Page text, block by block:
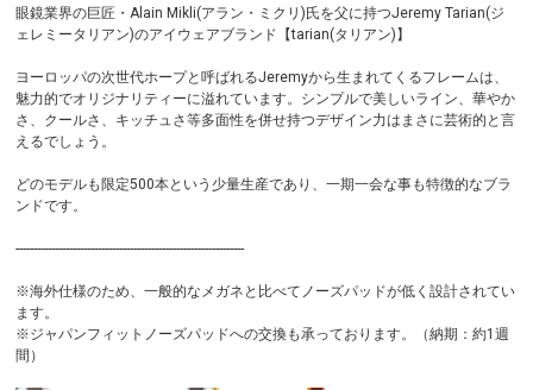
眼鏡業界の巨匠・Alain Mikli(アラン・ミクリ)氏を父に持つJeremy Tarian(ジ
ェレミータリアン)のアイウェアブランド【tarian(タリアン)】
ヨーロッパの次世代ホープと呼ばれるJeremyから生まれてくるフレームは、
魅力的でオリジナリティーに溢れています。シンプルで美しいライン、華やか
さ、クールさ、キッチュさ等多面性を併せ持つデザイン力はまさに芸術的と言
えるでしょう。
どのモデルも限定500本という少量生産であり、一期一会な事も特徴的なブラ
ンドです。
----------------------------------------------------------------
※海外仕様のため、一般的なメガネと比べてノーズパッドが低く設計されてい
ます。
※ジャパンフィットノーズパッドへの交換も承っております。（納期：約1週
間）